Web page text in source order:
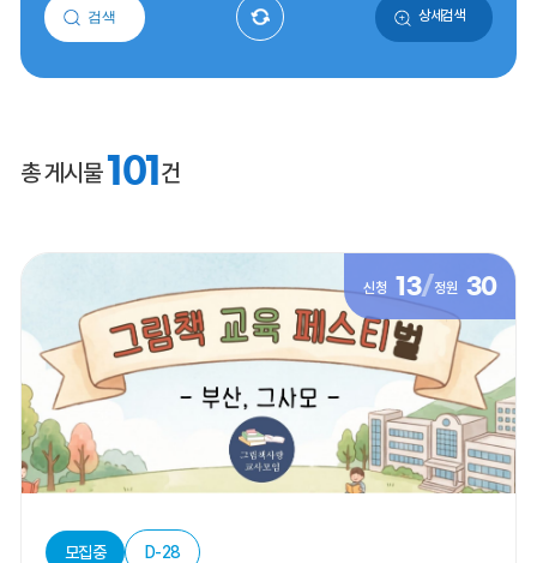
검색 상세검색
총 게시물101 건
신청 13/정원 30
모집중 D-28